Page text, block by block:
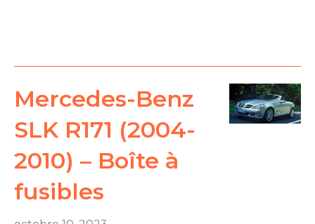
Mercedes-Benz
SLK R171 (2004-
2010) – Boîte à
fusibles